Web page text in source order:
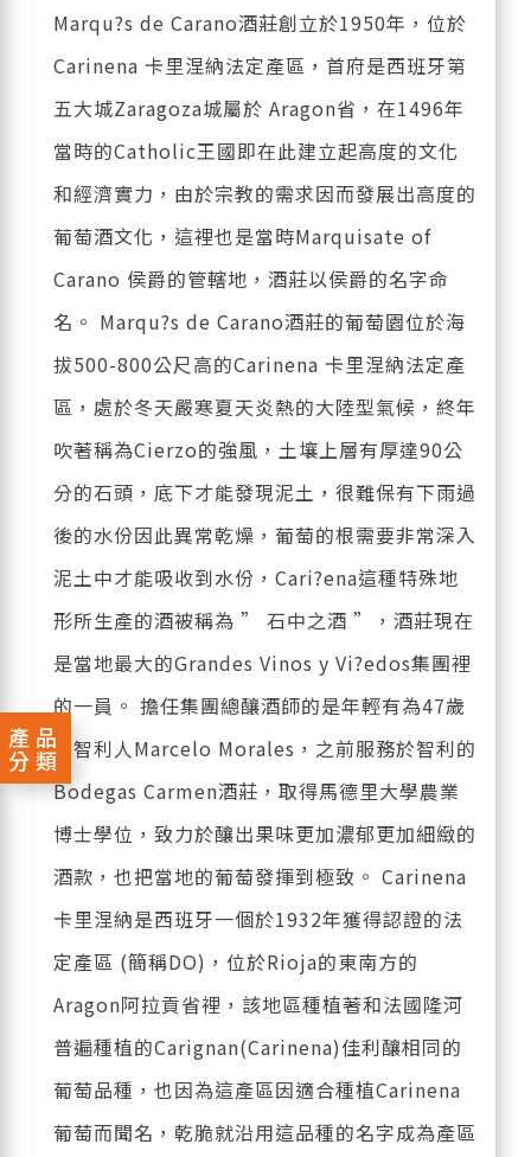
產品
分類
Marqu?s de Carano酒莊創立於1950年，位於
Carinena 卡里涅納法定產區，首府是西班牙第
五大城Zaragoza城屬於 Aragon省，在1496年
當時的Catholic王國即在此建立起高度的文化
和經濟實力，由於宗教的需求因而發展出高度的
葡萄酒文化，這裡也是當時Marquisate of
Carano 侯爵的管轄地，酒莊以侯爵的名字命
名。 Marqu?s de Carano酒莊的葡萄園位於海
拔500-800公尺高的Carinena 卡里涅納法定產
區，處於冬天嚴寒夏天炎熱的大陸型氣候，終年
吹著稱為Cierzo的強風，土壤上層有厚達90公
分的石頭，底下才能發現泥土，很難保有下雨過
後的水份因此異常乾燥，葡萄的根需要非常深入
泥土中才能吸收到水份，Cari?ena這種特殊地
形所生產的酒被稱為 ” 石中之酒 ”，酒莊現在
是當地最大的Grandes Vinos y Vi?edos集團裡
的一員。 擔任集團總釀酒師的是年輕有為47歲
的智利人Marcelo Morales，之前服務於智利的
Bodegas Carmen酒莊，取得馬德里大學農業
博士學位，致力於釀出果味更加濃郁更加細緻的
酒款，也把當地的葡萄發揮到極致。 Carinena
卡里涅納是西班牙一個於1932年獲得認證的法
定產區 (簡稱DO)，位於Rioja的東南方的
Aragon阿拉貢省裡，該地區種植著和法國隆河
普遍種植的Carignan(Carinena)佳利釀相同的
葡萄品種，也因為這產區因適合種植Carinena
葡萄而聞名，乾脆就沿用這品種的名字成為產區